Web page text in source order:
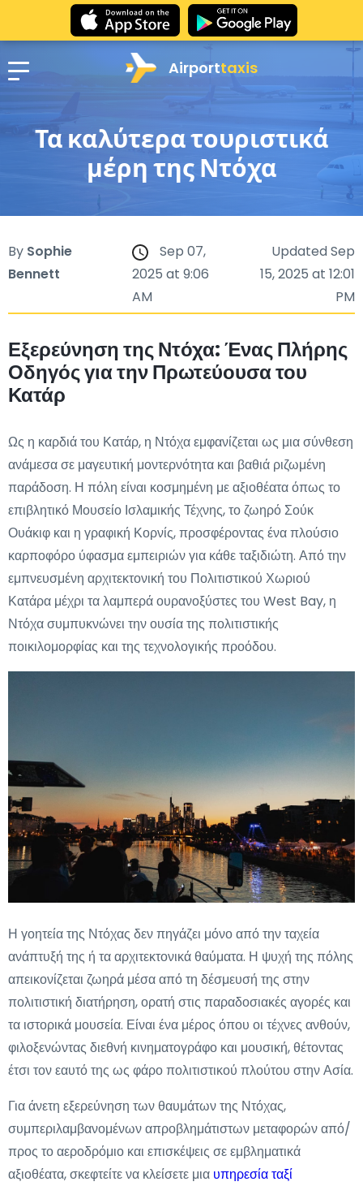
Airporttaxis
Τα καλύτερα τουριστικά
μέρη της Ντόχα
By Sophie
Bennett
Sep 07,
2025 at 9:06
AM
Updated Sep
15, 2025 at 12:01
PM
Εξερεύνηση της Ντόχα: Ένας Πλήρης
Οδηγός για την Πρωτεύουσα του
Κατάρ
Ως η καρδιά του Κατάρ, η Ντόχα εμφανίζεται ως μια σύνθεση
ανάμεσα σε μαγευτική μοντερνότητα και βαθιά ριζωμένη
παράδοση. Η πόλη είναι κοσμημένη με αξιοθέατα όπως το
επιβλητικό Μουσείο Ισλαμικής Τέχνης, το ζωηρό Σούκ
Ουάκιφ και η γραφική Κορνίς, προσφέροντας ένα πλούσιο
καρποφόρο ύφασμα εμπειριών για κάθε ταξιδιώτη. Από την
εμπνευσμένη αρχιτεκτονική του Πολιτιστικού Χωριού
Κατάρα μέχρι τα λαμπερά ουρανοξύστες του West Bay, η
Ντόχα συμπυκνώνει την ουσία της πολιτιστικής
ποικιλομορφίας και της τεχνολογικής προόδου.
Η γοητεία της Ντόχας δεν πηγάζει μόνο από την ταχεία
ανάπτυξή της ή τα αρχιτεκτονικά θαύματα. Η ψυχή της πόλης
απεικονίζεται ζωηρά μέσα από τη δέσμευσή της στην
πολιτιστική διατήρηση, ορατή στις παραδοσιακές αγορές και
τα ιστορικά μουσεία. Είναι ένα μέρος όπου οι τέχνες ανθούν,
φιλοξενώντας διεθνή κινηματογράφο και μουσική, θέτοντας
έτσι τον εαυτό της ως φάρο πολιτιστικού πλούτου στην Ασία.
Για άνετη εξερεύνηση των θαυμάτων της Ντόχας,
συμπεριλαμβανομένων απροβλημάτιστων μεταφορών από/
προς το αεροδρόμιο και επισκέψεις σε εμβληματικά
αξιοθέατα, σκεφτείτε να κλείσετε μια υπηρεσία ταξί